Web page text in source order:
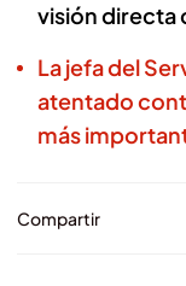
visión directa
La jefa del
atentado
más
Compartir